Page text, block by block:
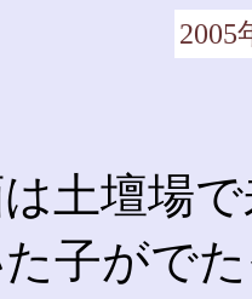
2005
土壇場
子がで